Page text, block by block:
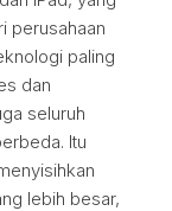
perusahaan
paling
dan
seluruh
Itu
lebih besar,